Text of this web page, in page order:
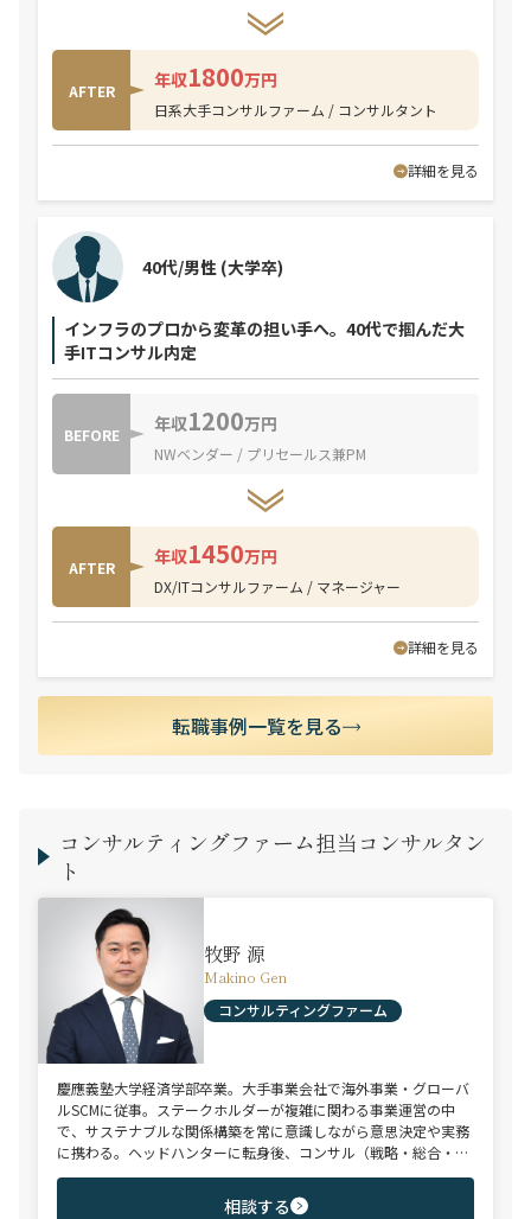
AFTER 年収1800万円
日系大手コンサルファーム / コンサルタント
詳細を見る
インフラのプロから変革の担い手へ。40代で掴んだ大
手ITコンサル内定
40代/男性 (大学卒)
BEFORE 年収1200万円
NWベンダー / プリセールス兼PM
AFTER 年収1450万円
DX/ITコンサルファーム / マネージャー
詳細を見る
転職事例一覧を見る
コンサルティングファーム担当コンサルタン
ト
牧野 源
Makino Gen
コンサルティングファーム
慶應義塾大学経済学部卒業。大手事業会社で海外事業・グローバ
ルSCMに従事。ステークホルダーが複雑に関わる事業運営の中
で、サステナブルな関係構築を常に意識しながら意思決定や実務
に携わる。ヘッドハンターに転身後、コンサル（戦略・総合・
FAS）、総合商社、投資銀行、大手事業会社を始めとする幅広い
領域で、若手～エグゼクティブまでご支援実績多数。
相談する